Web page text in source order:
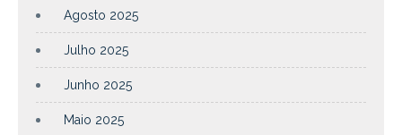
Agosto 2025
Julho 2025
Junho 2025
Maio 2025